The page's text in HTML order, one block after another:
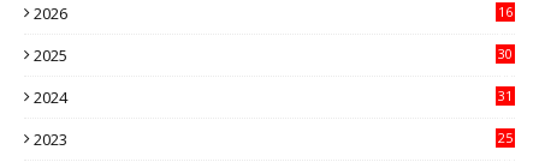
2026
16
2025
30
2024
31
2023
25